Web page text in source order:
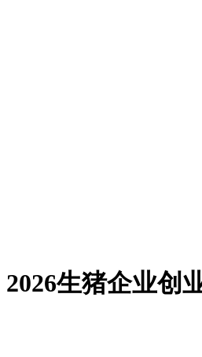
2026生猪企业创